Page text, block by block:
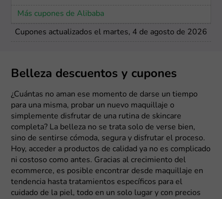
Más cupones de Alibaba
Cupones actualizados el martes, 4 de agosto de 2026
Belleza descuentos y cupones
¿Cuántas no aman ese momento de darse un tiempo
para una misma, probar un nuevo maquillaje o
simplemente disfrutar de una rutina de skincare
completa? La belleza no se trata solo de verse bien,
sino de sentirse cómoda, segura y disfrutar el proceso.
Hoy, acceder a productos de calidad ya no es complicado
ni costoso como antes. Gracias al crecimiento del
ecommerce, es posible encontrar desde maquillaje en
tendencia hasta tratamientos específicos para el
cuidado de la piel, todo en un solo lugar y con precios